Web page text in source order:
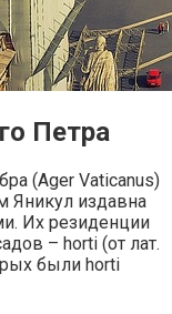
Петра
(Ager Vaticanus)
Яникул издавна
Их резиденции
– horti (от лат.
были horti